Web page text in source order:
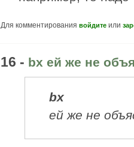
Для комментирования войдите или
16 - bx ей же не
bx
ей же не